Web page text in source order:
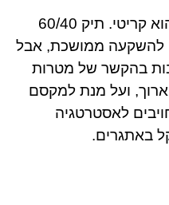
תכנון השקעות לטווח הארוך הוא קריטי. תיק 60/40
להשקעה ממושכת, אבל
בהקשר של מטרות
ועל מנת למקסם
לאסטרטגיה
באתגרים.